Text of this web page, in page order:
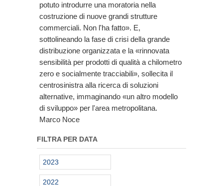
potuto introdurre una moratoria nella
costruzione di nuove grandi strutture
commerciali. Non l'ha fatto». E,
sottolineando la fase di crisi della grande
distribuzione organizzata e la «rinnovata
sensibilità per prodotti di qualità a chilometro
zero e socialmente tracciabili», sollecita il
centrosinistra alla ricerca di soluzioni
alternative, immaginando «un altro modello
di sviluppo» per l'area metropolitana.
Marco Noce
FILTRA PER DATA
2023
2022